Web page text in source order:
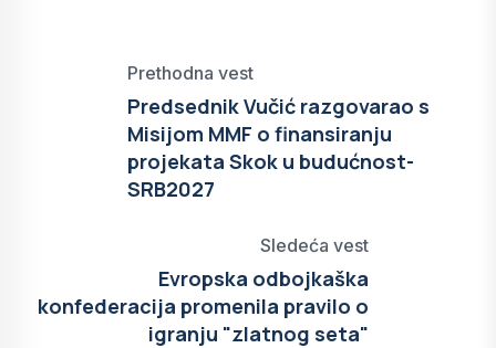
Prethodna vest
Predsednik Vučić razgovarao s
Misijom MMF o finansiranju
projekata Skok u budućnost-
SRB2027
Sledeća vest
Evropska odbojkaška
konfederacija promenila pravilo o
igranju "zlatnog seta"